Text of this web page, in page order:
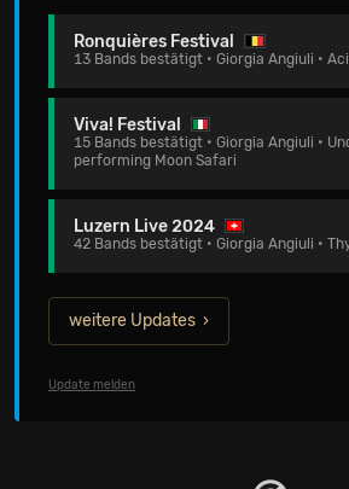
Ronquières Festival
13 Bands bestätigt • Giorgia Angiuli •
Viva! Festival
15 Bands bestätigt • Giorgia Angiuli •
performing Moon Safari
Luzern Live 2024
42 Bands bestätigt • Giorgia Angiuli •
weitere Updates
Update melden